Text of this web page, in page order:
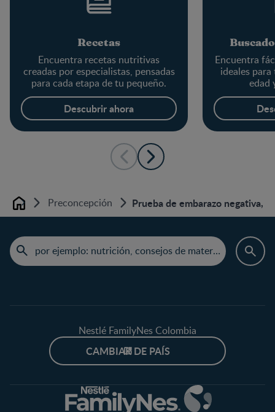
Recetas
Encuentra recetas nutritivas
creadas por especialistas, pensadas
para cada etapa de tu pequeño.
Descubrir ahora
Encuentra
ideales
edad
Home Preconcepción Prueba de embarazo negativa,
Nestlé FamilyNes Colombia
CAMBIAR DE PAÍS